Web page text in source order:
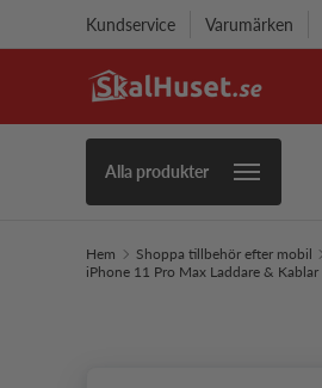
Kundservice Varumärken
Alla produkter
Hem Shoppa tillbehör efter mobil
iPhone 11 Pro Max Laddare & Kablar